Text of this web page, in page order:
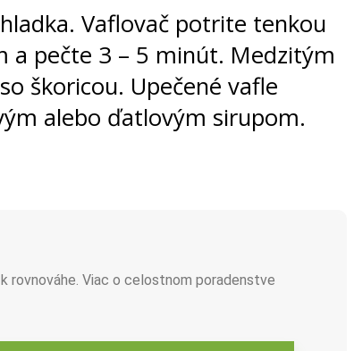
Vaflovač potrite tenkou
a pečte 3 – 5 minút. Medzitým
škoricou. Upečené vafle
alebo ďatlovým sirupom.
rovnováhe. Viac o celostnom poradenstve